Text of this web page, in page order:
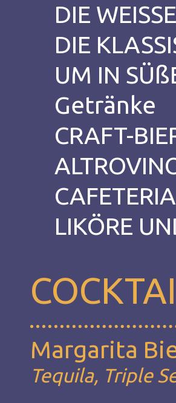
DIE
DIE
UM IN
Getränke
CRAFT-
CAFETERIA
LIKÖRE
Margarita
Tequila, Triple